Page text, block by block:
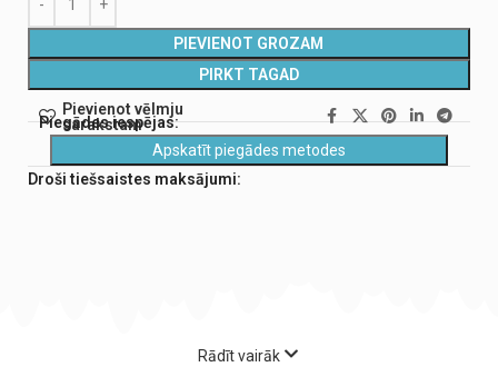
PIEVIENOT GROZAM
PIRKT TAGAD
Pievienot vēlmju
sarakstam
Piegādes iespējas:
Apskatīt piegādes metodes
Droši tiešsaistes maksājumi:
Rādīt vairāk